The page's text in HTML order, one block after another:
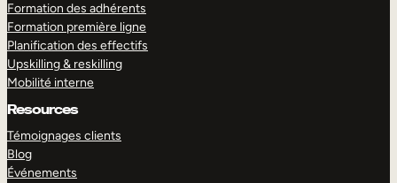
Formation des adhérents
Formation première ligne
Planification des effectifs
Upskilling & reskilling
Mobilité interne
Resources
Témoignages clients
Blog
Événements